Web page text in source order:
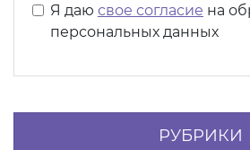
Я даю свое согласие на
персональных данных
РУБРИКИ